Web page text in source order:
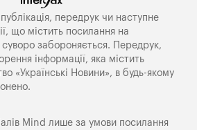
передрук чи наступне
що мiстить посилання на
суворо забороняється. Передрук,
інформації, яка містить
«Українські Новини», в будь-якому
Mind лише за умови посилання